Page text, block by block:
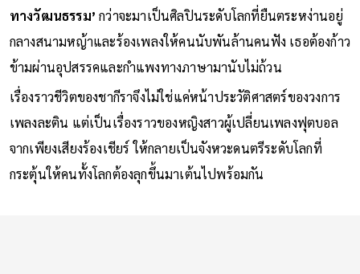
แนวคิดเรื่อง‘โลกาภิวัตน์ทางวัฒนธรรม’และ‘การผสมผสาน
ทางวัฒนธรรม’กว่าจะมาเป็นศิลปินระดับโลกที่ยืนตระหง่านอยู่
กลางสนามหญ้าและร้องเพลงให้คนนับพันล้านคนฟัง เธอต้องก้าว
ข้ามผ่านอุปสรรคและกำแพงทางภาษามานับไม่ถ้วน
เรื่องราวชีวิตของชากีราจึงไม่ใช่แค่หน้าประวัติศาสตร์ของวงการ
เพลงละติน แต่เป็นเรื่องราวของหญิงสาวผู้เปลี่ยนเพลงฟุตบอล
จากเพียงเสียงร้องเชียร์ ให้กลายเป็นจังหวะดนตรีระดับโลกที่